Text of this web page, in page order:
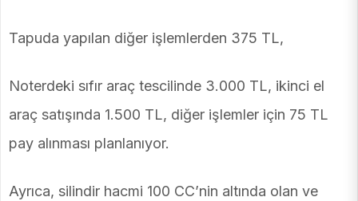
Tapuda yapılan diğer işlemlerden 375 TL,
Noterdeki sıfır araç tescilinde 3.000 TL, ikinci el
araç satışında 1.500 TL, diğer işlemler için 75 TL
pay alınması planlanıyor.
Ayrıca, silindir hacmi 100 CC’nin altında olan ve